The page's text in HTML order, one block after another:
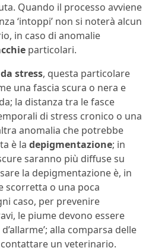
Quando il processo avviene
‘intoppi’ non si noterà alcun
in caso di anomalie
particolari.
stress, questa particolare
una fascia scura o nera e
la distanza tra le fasce
di stress cronico o una
anomalia che potrebbe
è la depigmentazione; in
saranno più diffuse su
la depigmentazione è, in
scorretta o una poca
caso, per prevenire
le piume devono essere
alla comparsa delle
un veterinario.